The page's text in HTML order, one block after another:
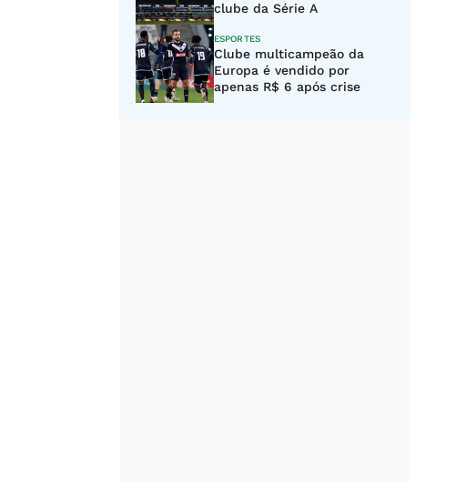
clube da Série A
ESPORTES
Clube multicampeão da
Europa é vendido por
apenas R$ 6 após crise